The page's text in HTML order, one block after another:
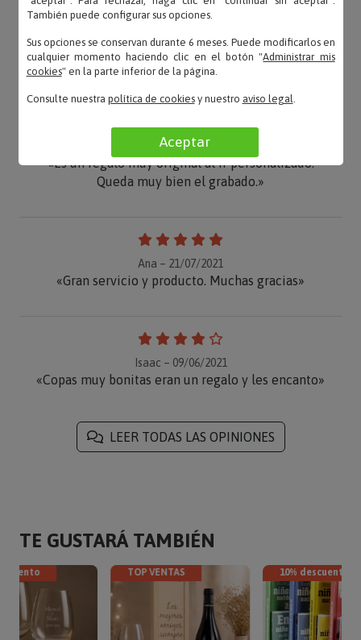
OPINIONES
Pilar – 16/09/2022
«Es un regalo muy original al ir personalizado.
Queda muy bien el grabado.»
Ana – 21/07/2021
«Gran servicio y producto. Muchas gracias»
Isaac – 09/06/2021
«Copas muy bonitas eran un regalo y les encanto»
LEER TODAS LAS OPINIONES
TE GUSTARÁ TAMBIÉN
TOP VENTAS 10% descuento
También puede configurar sus opciones.
Sus opciones se conservan durante 6 meses. Puede modificarlos en
cualquier momento haciendo clic en el botón "Administrar mis
cookies" en la parte inferior de la página.
Consulte nuestra política de cookiesy nuestro aviso legal
Aceptar